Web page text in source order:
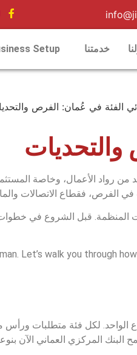
خدمتنا Setup
والتحديات
الأعمال، وخاصة
الفرص، فقطاع الاتصالات
قبل الشروع في خطوات
Let’s walk you through
لكل فئة متطلبات ورأس
المركزي العماني الآن